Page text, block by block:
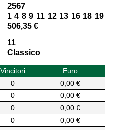
2567
1 4 8 9 11 12 13 16 18 19
506,35 €
11
Classico
Vincitori
Euro
0
0,00 €
0
0,00 €
0
0,00 €
0
0,00 €